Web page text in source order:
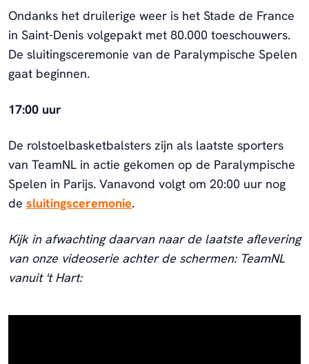
Ondanks het druilerige weer is het Stade de France
in Saint-Denis volgepakt met 80.000 toeschouwers.
De sluitingsceremonie van de Paralympische Spelen
gaat beginnen.
17:00 uur
De rolstoelbasketbalsters zijn als laatste sporters
van TeamNL in actie gekomen op de Paralympische
Spelen in Parijs. Vanavond volgt om 20:00 uur nog
de sluitingsceremonie.
Kijk in afwachting daarvan naar de laatste aflevering
van onze videoserie achter de schermen: TeamNL
vanuit 't Hart: